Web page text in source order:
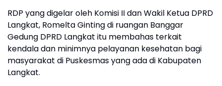
RDP yang digelar oleh Komisi II dan Wakil Ketua DPRD
Langkat, Romelta Ginting di ruangan Banggar
Gedung DPRD Langkat itu membahas terkait
kendala dan minimnya pelayanan kesehatan bagi
masyarakat di Puskesmas yang ada di Kabupaten
Langkat.